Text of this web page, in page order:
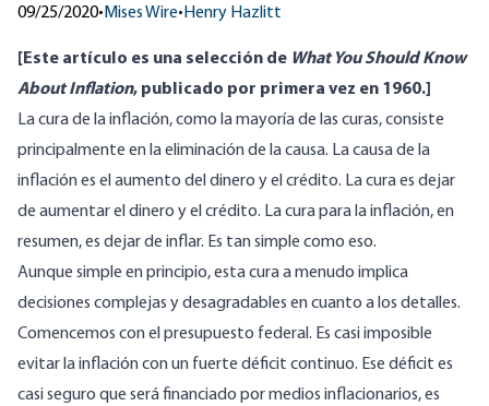
09/25/2020• Mises Wire• Henry Hazlitt
[Este artículo es una selección de What You Should Know
About Inflation, publicado por primera vez en 1960.]
La cura de la inflación, como la mayoría de las curas, consiste
principalmente en la eliminación de la causa. La causa de la
inflación es el aumento del dinero y el crédito. La cura es dejar
de aumentar el dinero y el crédito. La cura para la inflación, en
resumen, es dejar de inflar. Es tan simple como eso.
Aunque simple en principio, esta cura a menudo implica
decisiones complejas y desagradables en cuanto a los detalles.
Comencemos con el presupuesto federal. Es casi imposible
evitar la inflación con un fuerte déficit continuo. Ese déficit es
casi seguro que será financiado por medios inflacionarios, es